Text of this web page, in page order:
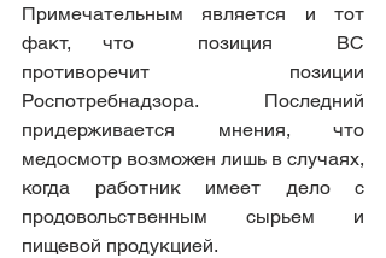
Примечательным является и тот
факт, что  позиция  ВС
противоречит  позиции
Роспотребнадзора. Последний
придерживается мнения, что
медосмотр возможен лишь в случаях,
когда работник имеет дело с
продовольственным сырьем и
пищевой продукцией.